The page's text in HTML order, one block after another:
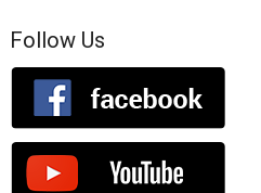
Follow Us